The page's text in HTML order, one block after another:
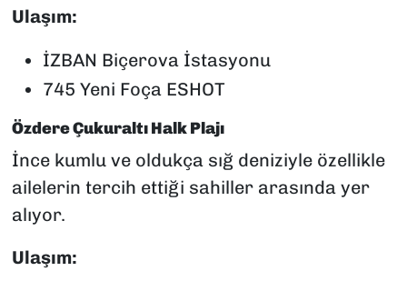
Ulaşım:
İZBAN Biçerova İstasyonu
745 Yeni Foça ESHOT
Özdere Çukuraltı Halk Plajı
İnce kumlu ve oldukça sığ deniziyle özellikle
ailelerin tercih ettiği sahiller arasında yer
alıyor.
Ulaşım: